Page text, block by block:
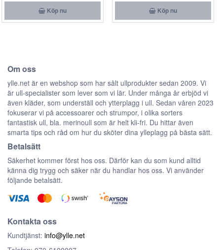
Köp nu Köp nu
Om oss
ylle.net är en webshop som har sålt ullprodukter sedan 2009. Vi
är ull-specialister som lever som vi lär. Under många år erbjöd vi
även kläder, som underställ och ytterplagg i ull. Sedan våren 2023
fokuserar vi på accessoarer och strumpor, i olika sorters
fantastisk ull, bla. merinoull som är helt kli-fri. Du hittar även
smarta tips och råd om hur du sköter dina ylleplagg på bästa sätt.
Betalsätt
Säkerhet kommer först hos oss. Därför kan du som kund alltid
känna dig trygg och säker när du handlar hos oss. Vi använder
följande betalsätt.
Kontakta oss
Kundtjänst: info@ylle.net